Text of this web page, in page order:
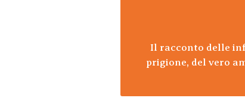
Il racconto delle
prigione, del vero